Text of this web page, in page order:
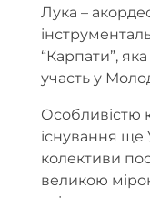
Лука –
“Карпати”,
участь у
Особливістю
існування ще
колективи
великою